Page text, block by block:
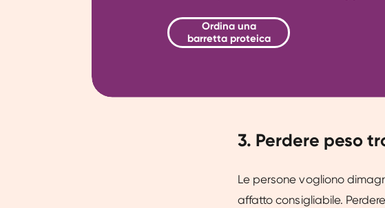
Ordina una
barretta proteica
3. Perdere peso
Le persone vogliono
affatto consigliabile.